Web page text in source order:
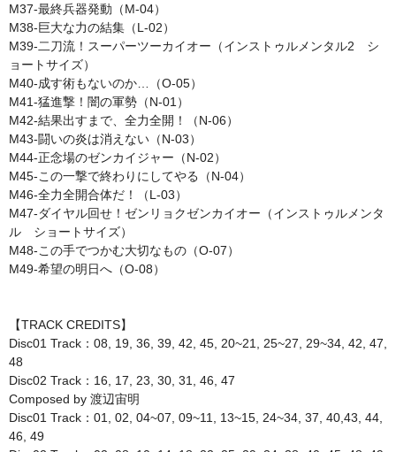
M37-最終兵器発動（M-04）
M38-巨大な力の結集（L-02）
M39-二刀流！スーパーツーカイオー（インストゥルメンタル2 シ
ョートサイズ）
M40-成す術もないのか…（O-05）
M41-猛進撃！闇の軍勢（N-01）
M42-結果出すまで、全力全開！（N-06）
M43-闘いの炎は消えない（N-03）
M44-正念場のゼンカイジャー（N-02）
M45-この一撃で終わりにしてやる（N-04）
M46-全力全開合体だ！（L-03）
M47-ダイヤル回せ！ゼンリョクゼンカイオー（インストゥルメンタ
ル ショートサイズ）
M48-この手でつかむ大切なもの（O-07）
M49-希望の明日へ（O-08）
【TRACK CREDITS】
Disc01 Track：08, 19, 36, 39, 42, 45, 20~21, 25~27, 29~34, 42, 47,
48
Disc02 Track：16, 17, 23, 30, 31, 46, 47
Composed by 渡辺宙明
Disc01 Track：01, 02, 04~07, 09~11, 13~15, 24~34, 37, 40,43, 44,
46, 49